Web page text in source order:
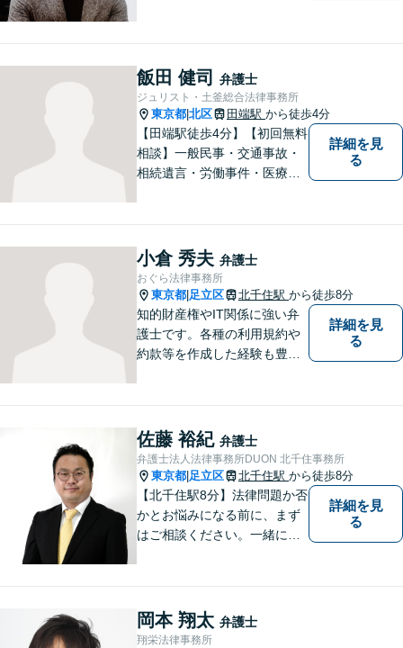
士」を目指しています。休日
や夜間相談も柔軟に対応【根
津駅9分】
飯田 健司 弁護士
ジュリスト・土釜総合法律事務所
東京都 北区 田端駅 から徒歩4分
【田端駅徒歩4分】【初回無料
相談】一般民事・交通事故・
相続遺言・労働事件・医療問
籍し、複雑な問題にも対応可
能です。お困りごとがありま
したら、まずはご相談を。
詳細を見
る
小倉 秀夫 弁護士
おぐら法律事務所
東京都 足立区 北千住駅 から徒歩8分
知的財産権やIT関係に強い弁
護士です。各種の利用規約や
約款等を作成した経験も豊富
ット上での誹謗中傷対策も得
意です。
詳細を見
る
佐藤 裕紀 弁護士
弁護士法人法律事務所DUON 北千住事務所
東京都 足立区 北千住駅 から徒歩8分
【北千住駅8分】法律問題か否
かとお悩みになる前に、まず
はご相談ください。一緒に考
詳細を見
る
岡本 翔太 弁護士
翔栄法律事務所